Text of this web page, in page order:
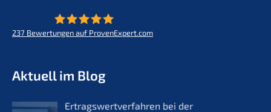
237 Bewertungen auf ProvenExpert.com
Aktuell im Blog
Ertrags­wert­ver­fah­ren bei der